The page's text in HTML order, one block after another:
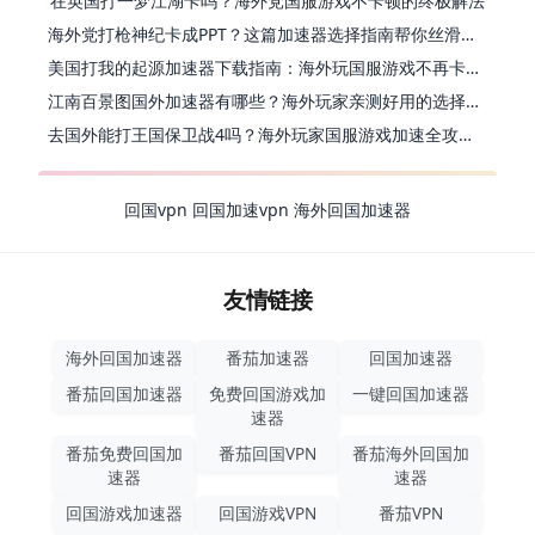
海外党打枪神纪卡成PPT？这篇加速器选择指南帮你丝滑上分
美国打我的起源加速器下载指南：海外玩国服游戏不再卡的终极方案
江南百景图国外加速器有哪些？海外玩家亲测好用的选择与避坑指南
去国外能打王国保卫战4吗？海外玩家国服游戏加速全攻略（附公主连结幻想江湖实测）
回国vpn 回国加速vpn 海外回国加速器
友情链接
海外回国加速器 番茄加速器
回国加速器
番茄回国加速器
免费回国游戏加
速器
一键回国加速器
番茄免费回国加
速器
番茄回国VPN
番茄海外回国加
速器
回国游戏加速器
回国游戏VPN 番茄VPN